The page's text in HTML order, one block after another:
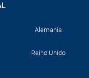
Alemania
Reino Unido